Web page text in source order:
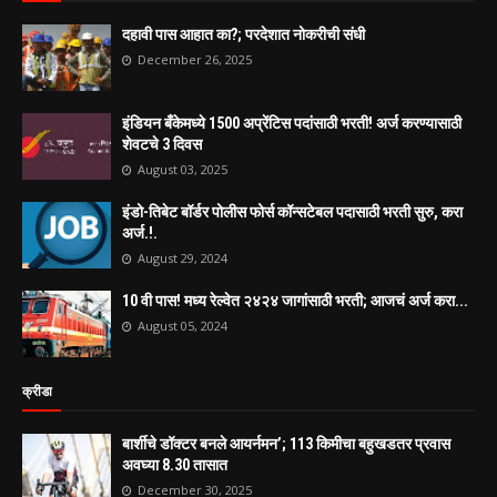
दहावी पास आहात का?; परदेशात नोकरीची संधी
December 26, 2025
इंडियन बँकेमध्ये 1500 अप्रेंटिस पदांसाठी भरती! अर्ज करण्यासाठी
शेवटचे 3 दिवस
August 03, 2025
इंडो-तिबेट बॉर्डर पोलीस फोर्स कॉन्सटेबल पदासाठी भरती सुरु, करा
अर्ज.!.
August 29, 2024
10 वी पास! मध्य रेल्वेत २४२४ जागांसाठी भरती; आजचं अर्ज करा...
August 05, 2024
क्रीडा
बार्शीचे डॉक्टर बनले आयर्नमन’; 113 किमीचा बहुखडतर प्रवास
अवघ्या 8.30 तासात
December 30, 2025